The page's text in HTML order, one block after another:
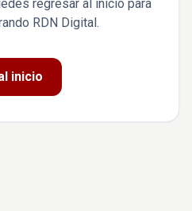
regresar al inicio para
RDN Digital.
inicio